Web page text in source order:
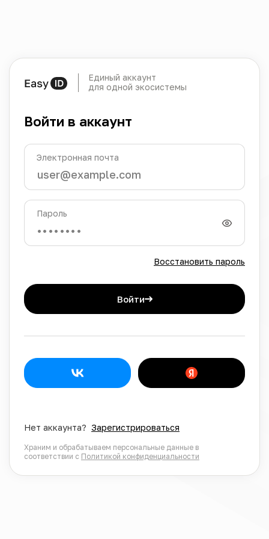
Единый аккаунт
для одной экосистемы
Войти в аккаунт
Электронная почта
Пароль
Восстановить пароль
Войти
Нет аккаунта? Зарегистрироваться
Храним и обрабатываем персональные данные в
соответствии с Политикой конфиденциальности